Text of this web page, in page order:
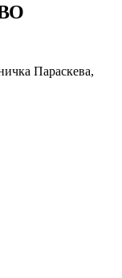
Параскева,